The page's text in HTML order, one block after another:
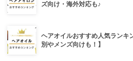
ズ向け・海外対応も♪
ヘアオイルおすすめ人気ランキ
別やメンズ向けも！】